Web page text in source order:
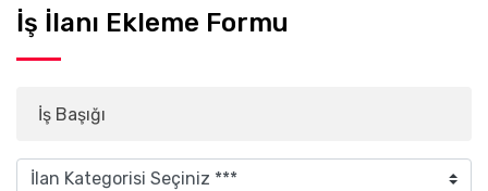
İş İlanı Ekleme Formu